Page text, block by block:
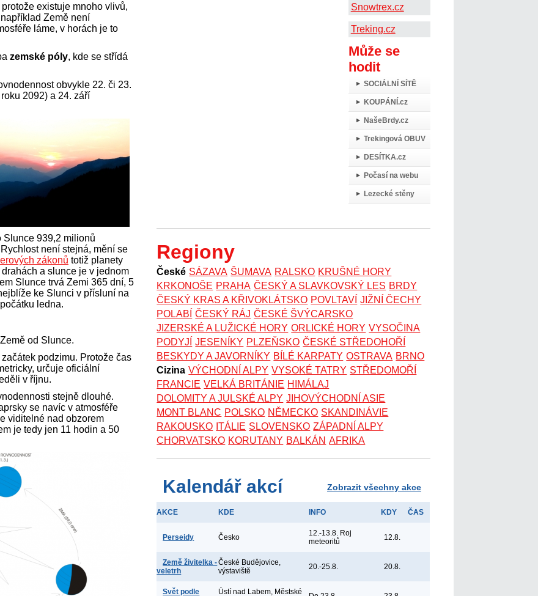
existuje mnoho vlivů,
Země není
láme, v horách je to
zemské póly, kde se střídá
obvykle 22. či 23.
2092) a 24. září
Slunce 939,2 milionů
není stejná, mění se
zákonů totiž planety
a slunce je v jednom
Slunce trvá Zemi 365 dní, 5
ke Slunci v přísluní na
ledna.
od Slunce.
podzimu. Protože čas
určuje oficiální
v říjnu.
stejně dlouhé.
se navíc v atmosféře
viditelné nad obzorem
je tedy jen 11 hodin a 50
Snowtrex.cz
Treking.cz
Může se
hodit
SOCIÁLNÍ SÍTĚ
KOUPÁNÍ.cz
NašeBrdy.cz
Trekingová OBUV
DESÍTKA.cz
Počasí na webu
Lezecké stěny
Regiony
České SÁZAVA ŠUMAVA RALSKO KRUŠNÉ HORY
KRKONOŠE PRAHA ČESKÝ A SLAVKOVSKÝ LES BRDY
ČESKÝ KRAS A KŘIVOKLÁTSKO POVLTAVÍ JIŽNÍ ČECHY
POLABÍ
ČESKÝ RÁJ ČESKÉ ŠVÝCARSKO
JIZERSKÉ A LUŽICKÉ HORY ORLICKÉ HORY VYSOČINA
PODYJÍ
JESENÍKY PLZEŇSKO ČESKÉ STŘEDOHOŘÍ
BESKYDY A JAVORNÍKY BÍLÉ KARPATY OSTRAVA BRNO
Cizina VÝCHODNÍ ALPY VYSOKÉ TATRY STŘEDOMOŘÍ
FRANCIE VELKÁ BRITÁNIE HIMÁLAJ
DOLOMITY A JULSKÉ ALPY JIHOVÝCHODNÍ ASIE
MONT BLANC POLSKO NĚMECKO SKANDINÁVIE
RAKOUSKO ITÁLIE SLOVENSKO ZÁPADNÍ ALPY
CHORVATSKO KORUTANY BALKÁN AFRIKA
Kalendář akcí Zobrazit všechny akce
AKCE KDE INFO KDY ČAS
Perseidy Česko
12.-13.8. Roj
meteoritů
12.8.
Země živitelka -
veletrh
České Budějovice,
výstaviště
20.-25.8. 20.8.
Svět podle
Ústí nad Labem, Městské